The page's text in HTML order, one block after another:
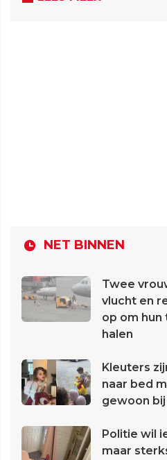
NET BINNEN
Twee
vlucht en
op om
halen
Kleuters
naar bed
gewoon
Politie wil
maar